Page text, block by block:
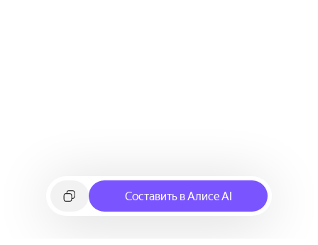
Составить в Алисе AI